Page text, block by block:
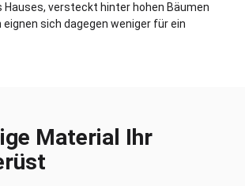
Hauses, versteckt hinter hohen Bäumen
sich dagegen weniger für ein
Material Ihr